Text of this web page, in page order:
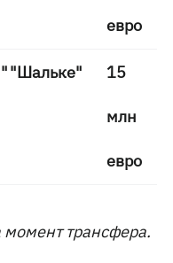
евро
"Шальке" 15
млн
евро
момент трансфера.